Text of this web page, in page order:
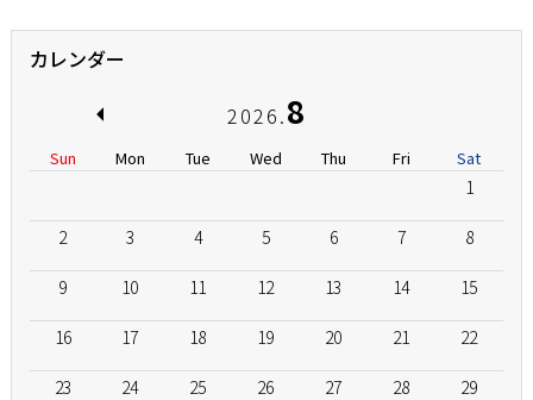
カレンダー
2026.8
Sun Mon Tue Wed Thu Fri Sat
1
2 3 4 5 6 7 8
9 10 11 12 13 14 15
16 17 18 19 20 21 22
23 24 25 26 27 28 29